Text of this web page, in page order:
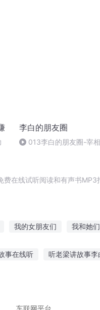
李白的朋友圈
013李白的朋友圈-宰
在线试听阅读和有声书MP3
我的女朋友们 我和她
事在线听 听老梁讲故事李
车联网平台